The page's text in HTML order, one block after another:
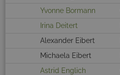
Yvonne Bormann
Irina Deitert
Alexander Eibert
Michaela Eibert
Astrid Englich